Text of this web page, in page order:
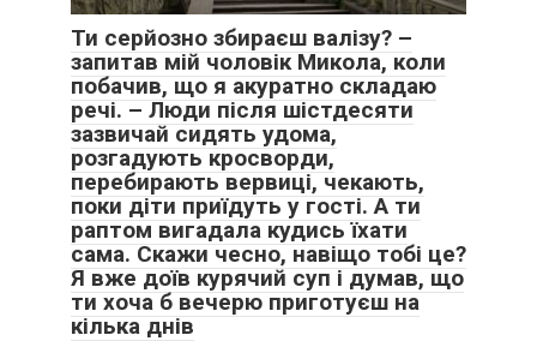
Ти серйозно збираєш валізу? –
запитав мій чоловік Микола, коли
побачив, що я акуратно складаю
речі. – Люди після шістдесяти
зазвичай сидять удома,
розгадують кросворди,
перебирають вервиці, чекають,
поки діти приїдуть у гості. А ти
раптом вигадала кудись їхати
сама. Скажи чесно, навіщо тобі це?
Я вже доїв курячий суп і думав, що
ти хоча б вечерю приготуєш на
кілька днів